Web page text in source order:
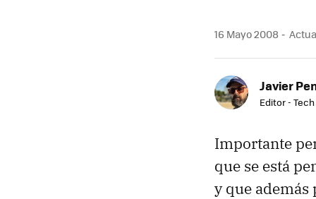
16 Mayo 2008
Javier
Editor - Tech
Importante
que se está
y que